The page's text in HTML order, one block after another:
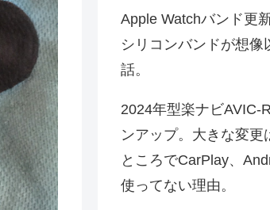
Apple Watchバンド更
シリコンバンドが想像
話。
2024年型楽ナビAVIC-
ンアップ。大きな変更
ところでCarPlay、
使ってない理由。